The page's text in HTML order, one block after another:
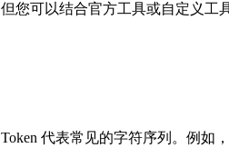
您可以结合官方工具或自定义工
代表常见的字符序列。例